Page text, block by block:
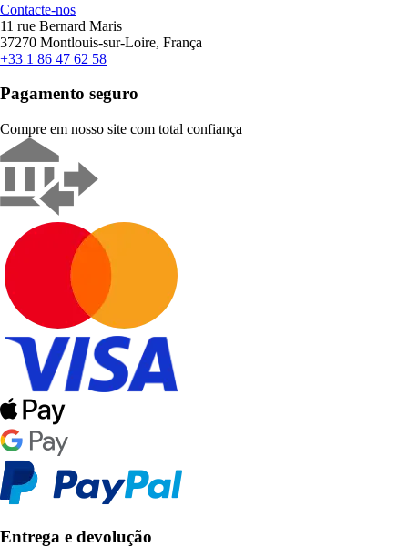
Contacte-nos
11 rue Bernard Maris
37270 Montlouis-sur-Loire, França
+33 1 86 47 62 58
Pagamento seguro
Compre em nosso site com total confiança
Entrega e devolução